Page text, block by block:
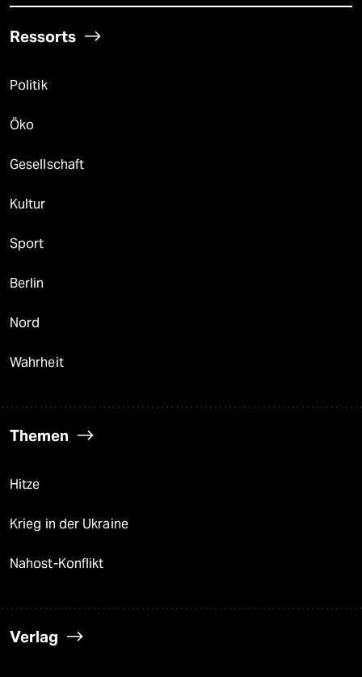
Ressorts
Politik
Öko
Gesellschaft
Kultur
Sport
Berlin
Nord
Wahrheit
Themen
Hitze
Krieg in der Ukraine
Nahost-Konflikt
Verlag